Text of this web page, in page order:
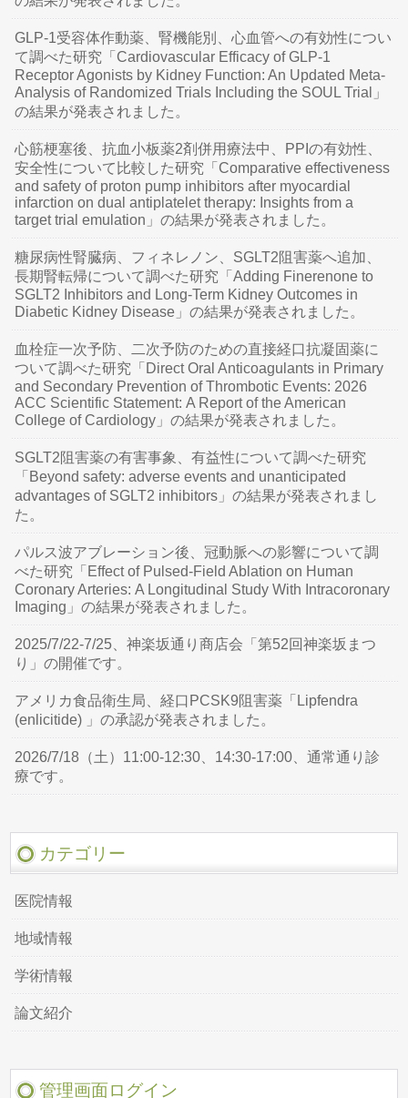
GLP-1受容体作動薬、腎機能別、心血管への有効性につい
て調べた研究「Cardiovascular Efficacy of GLP-1
Receptor Agonists by Kidney Function: An Updated Meta-
Analysis of Randomized Trials Including the SOUL Trial」
の結果が発表されました。
心筋梗塞後、抗血小板薬2剤併用療法中、PPIの有効性、
安全性について比較した研究「Comparative effectiveness
and safety of proton pump inhibitors after myocardial
infarction on dual antiplatelet therapy: Insights from a
target trial emulation」の結果が発表されました。
糖尿病性腎臓病、フィネレノン、SGLT2阻害薬へ追加、
長期腎転帰について調べた研究「Adding Finerenone to
SGLT2 Inhibitors and Long-Term Kidney Outcomes in
Diabetic Kidney Disease」の結果が発表されました。
血栓症一次予防、二次予防のための直接経口抗凝固薬に
ついて調べた研究「Direct Oral Anticoagulants in Primary
and Secondary Prevention of Thrombotic Events: 2026
ACC Scientific Statement: A Report of the American
College of Cardiology」の結果が発表されました。
SGLT2阻害薬の有害事象、有益性について調べた研究
「Beyond safety: adverse events and unanticipated
advantages of SGLT2 inhibitors」の結果が発表されまし
た。
パルス波アブレーション後、冠動脈への影響について調
べた研究「Effect of Pulsed-Field Ablation on Human
Coronary Arteries: A Longitudinal Study With Intracoronary
Imaging」の結果が発表されました。
2025/7/22-7/25、神楽坂通り商店会「第52回神楽坂まつ
り」の開催です。
アメリカ食品衛生局、経口PCSK9阻害薬「Lipfendra
(enlicitide) 」の承認が発表されました。
2026/7/18（土）11:00-12:30、14:30-17:00、通常通り診
療です。
カテゴリー
医院情報
地域情報
学術情報
論文紹介
管理画面ログイン